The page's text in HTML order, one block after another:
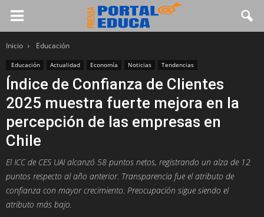
Inicio Educación
Educación Actualidad Economía Noticias Tendencias
Índice de Confianza de Clientes
2025 muestra fuerte mejora en la
percepción de las empresas en
Chile
El ICC de CES UAI alcanzó 58 puntos netos, registrando un alza de 12
puntos respecto al año anterior. Transparencia fue el atributo de
confianza con mayor crecimiento. Preocupación sigue siendo el
atributo más bajo.